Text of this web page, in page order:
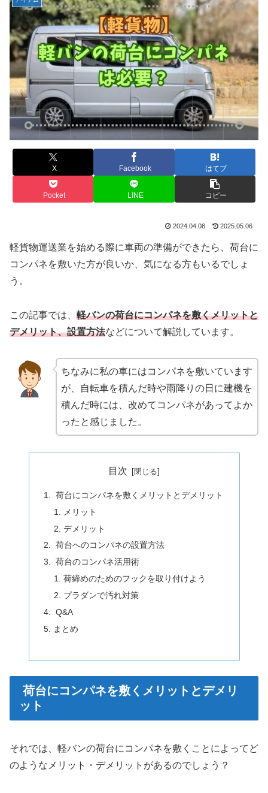
X Facebook はてブ
Pocket LINE コピー
2024.04.08 2025.05.06
軽貨物運送業を始める際に車両の準備ができたら、荷台に
コンパネを敷いた方が良いか、気になる方もいるでしょ
う。
この記事では、 軽バンの荷台にコンパネを敷くメリットと
デメリット、設置方法などについて解説しています。
ちなみに私の車にはコンパネを敷いています
が、自転車を積んだ時や雨降りの日に建機を
積んだ時には、改めてコンパネがあってよか
ったと感じました。
目次
荷台にコンパネを敷くメリットとデメリット
メリット
デメリット
荷台へのコンパネの設置方法
荷台のコンパネ活用術
荷締めのためのフックを取り付けよう
プラダンで汚れ対策
Q&A
まとめ
荷台にコンパネを敷くメリットとデメリ
ット
それでは、軽バンの荷台にコンパネを敷くことによってど
のようなメリット・デメリットがあるのでしょう？